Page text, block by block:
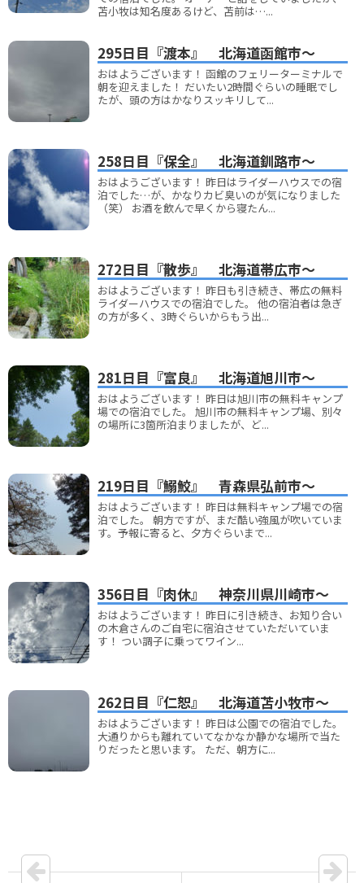
苫小牧は知名度あるけど、苫前は…...
295日目『渡本』 北海道函館市～
おはようございます！ 函館のフェリーターミナルで
朝を迎えました！ だいたい2時間ぐらいの睡眠でし
たが、頭の方はかなりスッキリして...
258日目『保全』 北海道釧路市～
おはようございます！ 昨日はライダーハウスでの宿
泊でした…が、かなりカビ臭いのが気になりました
（笑） お酒を飲んで早くから寝たん...
272日目『散歩』 北海道帯広市～
おはようございます！ 昨日も引き続き、帯広の無料
ライダーハウスでの宿泊でした。 他の宿泊者は急ぎ
の方が多く、3時ぐらいからもう出...
281日目『富良』 北海道旭川市～
おはようございます！ 昨日は旭川市の無料キャンプ
場での宿泊でした。 旭川市の無料キャンプ場、別々
の場所に3箇所泊まりましたが、ど...
219日目『鰯鮫』 青森県弘前市～
おはようございます！ 昨日は無料キャンプ場での宿
泊でした。 朝方ですが、まだ酷い強風が吹いていま
す。予報に寄ると、夕方ぐらいまで...
356日目『肉休』 神奈川県川崎市～
おはようございます！ 昨日に引き続き、お知り合い
の木倉さんのご自宅に宿泊させていただいていま
す！ つい調子に乗ってワイン...
262日目『仁恕』 北海道苫小牧市～
おはようございます！ 昨日は公園での宿泊でした。
大通りからも離れていてなかなか静かな場所で当た
りだったと思います。 ただ、朝方に...